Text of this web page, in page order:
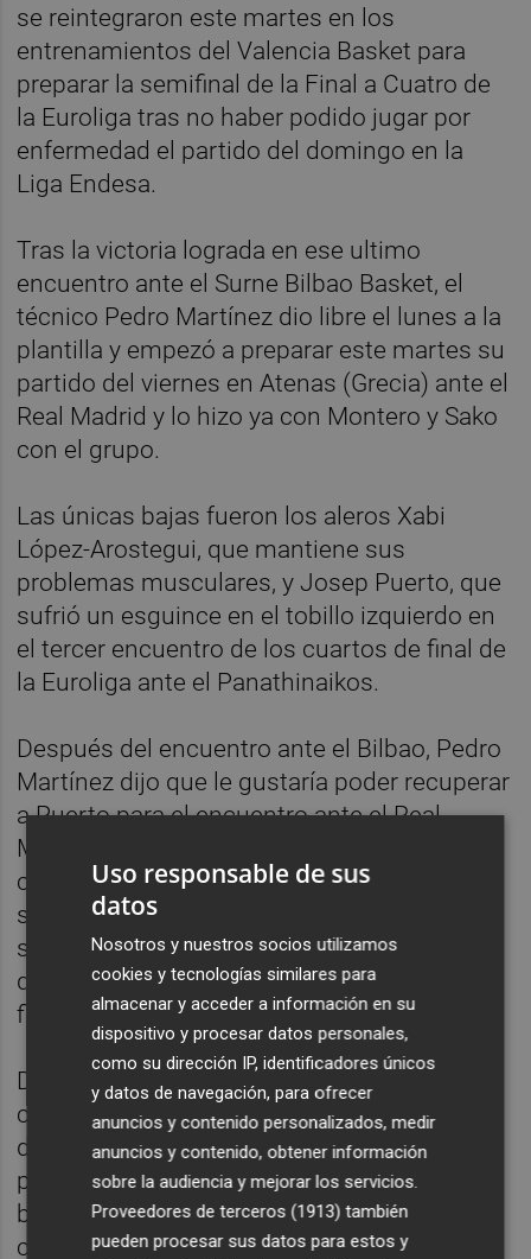
se reintegraron este martes en los
entrenamientos del Valencia Basket para
preparar la semifinal de la Final a Cuatro de
la Euroliga tras no haber podido jugar por
enfermedad el partido del domingo en la
Liga Endesa.
Tras la victoria lograda en ese ultimo
encuentro ante el Surne Bilbao Basket, el
técnico Pedro Martínez dio libre el lunes a la
plantilla y empezó a preparar este martes su
partido del viernes en Atenas (Grecia) ante el
Real Madrid y lo hizo ya con Montero y Sako
con el grupo.
Las únicas bajas fueron los aleros Xabi
López-Arostegui, que mantiene sus
problemas musculares, y Josep Puerto, que
sufrió un esguince en el tobillo izquierdo en
el tercer encuentro de los cuartos de final de
la Euroliga ante el Panathinaikos.
Después del encuentro ante el Bilbao, Pedro
Martínez dijo que le gustaría poder recuperar
a Puerto para el encuentro ante el Real
Madrid pero asumió que sería muy
complicado. En el caso de Montero y Sako,
señaló que contaba con ellos para la
semifinal pero no descartó que se tuvieran
que perder algún entrenamiento, algo que
finalmente no ha sucedido.
De esta manera, y salvo nuevos
contratiempos, el entrenador tendrá a su
disposición a catorce jugadores de una
plantilla en la que se acaba de integrar el
base Álvaro Cárdenas tras regresar de su
cesión al Peristeri y tendrá que hacer dos
Uso responsable de sus
datos
Nosotros y nuestros socios utilizamos
cookies y tecnologías similares para
almacenar y acceder a información en su
dispositivo y procesar datos personales,
como su dirección IP, identificadores únicos
y datos de navegación, para ofrecer
anuncios y contenido personalizados, medir
anuncios y contenido, obtener información
sobre la audiencia y mejorar los servicios.
Proveedores de terceros (1913) también
pueden procesar sus datos para estos y